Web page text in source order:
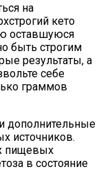
на
кето
оставшуюся
быть строгим
результаты, а
себе
граммов
дополнительные
источников.
пищевых
в состояние